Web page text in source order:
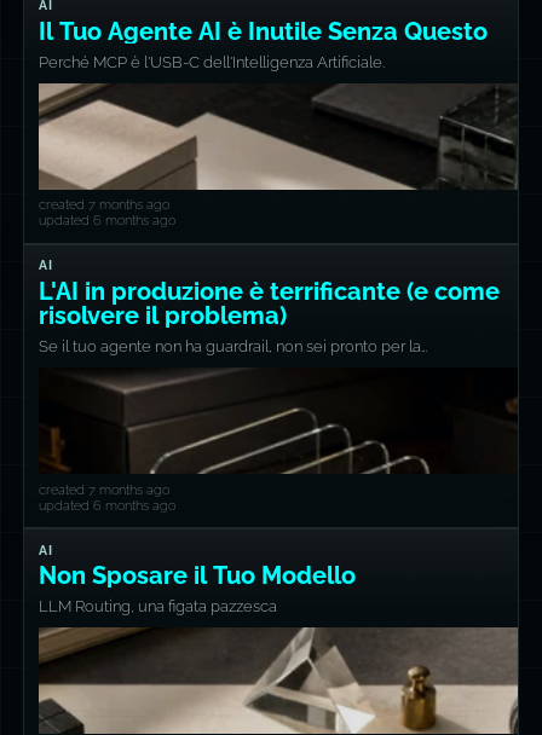
AI
Il Tuo Agente AI è Inutile Senza Questo
Perché MCP è l'USB-C dell'Intelligenza Artificiale.
created 7 months ago
updated 6 months ago
AI
L'AI in produzione è terrificante (e come
risolvere il problema)
Se il tuo agente non ha guardrail, non sei pronto per la
created 7 months ago
updated 6 months ago
AI
Non Sposare il Tuo Modello
LLM Routing, una figata pazzesca